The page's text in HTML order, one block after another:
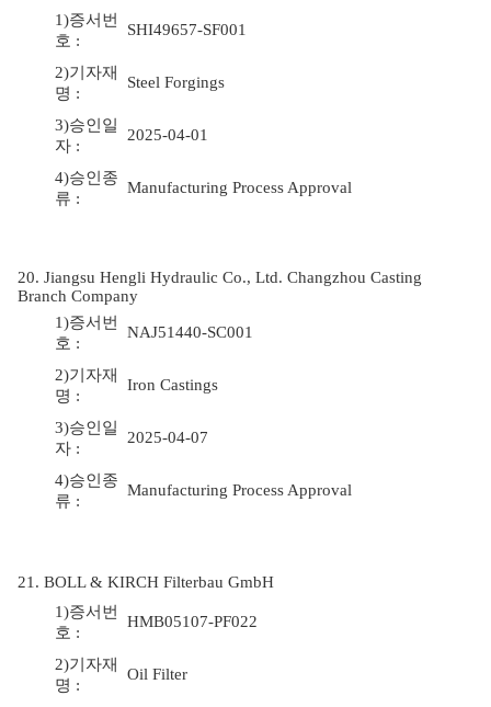
1)증서번
호 :
SHI49657-SF001
2)기자재
명 :
Steel Forgings
3)승인일
자 :
2025-04-01
4)승인종
류 :
Manufacturing Process Approval
20. Jiangsu Hengli Hydraulic Co., Ltd. Changzhou Casting
Branch Company
1)증서번
호 :
NAJ51440-SC001
2)기자재
명 :
Iron Castings
3)승인일
자 :
2025-04-07
4)승인종
류 :
Manufacturing Process Approval
21. BOLL & KIRCH Filterbau GmbH
1)증서번
호 :
HMB05107-PF022
2)기자재
명 :
Oil Filter